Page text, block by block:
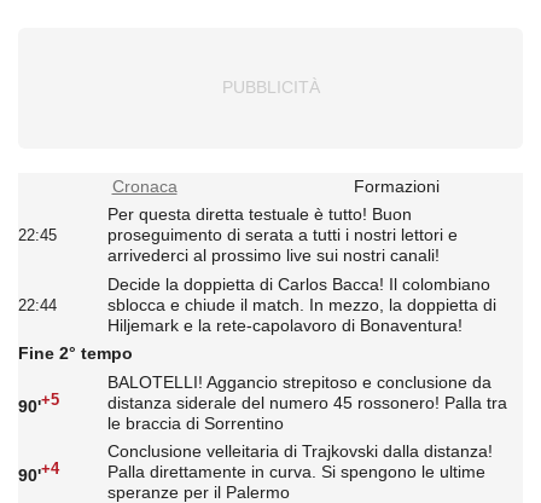
Cronaca Formazioni
22:45
Per questa diretta testuale è tutto! Buon
proseguimento di serata a tutti i nostri lettori e
arrivederci al prossimo live sui nostri canali!
22:44
Decide la doppietta di Carlos Bacca! Il colombiano
sblocca e chiude il match. In mezzo, la doppietta di
Hiljemark e la rete-capolavoro di Bonaventura!
Fine 2° tempo
90'+5
BALOTELLI! Aggancio strepitoso e conclusione da
distanza siderale del numero 45 rossonero! Palla tra
le braccia di Sorrentino
90'+4
Conclusione velleitaria di Trajkovski dalla distanza!
Palla direttamente in curva. Si spengono le ultime
speranze per il Palermo